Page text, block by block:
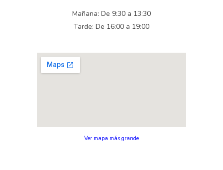
Mañana: De 9:30 a 13:30
Tarde: De 16:00 a 19:00
Ver mapa más grande